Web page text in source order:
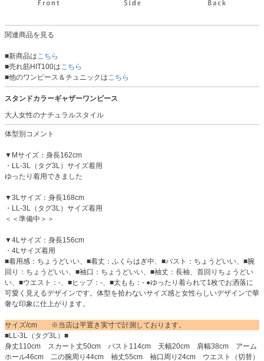
関連商品を見る
■新商品はこちら
■売れ筋HIT100はこちら
■他のワンピース＆チュニックはこちら
スタンドカラーギャザーワンピース
大人女性のナチュラルスタイル
体型別コメント
▼Mサイズ：身長162cm
・LL-3L（タグ3L）サイズ着用
ゆったり着用できました
▼3Lサイズ：身長168cm
・LL-3L（タグ3L）サイズ着用
＜＜準備中＞＞
▼4Lサイズ：身長156cm
・4Lサイズ着用
■着用感：ちょうどいい、■着丈：ふくらはぎ中、■バスト：ちょうどいい、■腕
回り：ちょうどいい、■袖口：ちょうどいい、■袖丈：長袖、首回りちょうどい
い、■ウエスト：-、■ヒップ：-、■太もも：- ●ゆったり着られて1枚でお洒落に
可愛く見えるデザインです。体型を拾わないサイズ感と女性らしいデザインで華
奢な印象に仕上がります。
サイズ/cm ※当店は平置き実寸で計測しております。
■LL-3L（タグ3L）■
身丈110cm スカート丈50cm バスト114cm 天幅20cm 肩幅38cm アーム
ホール46cm 二の腕周り44cm 袖丈55cm 袖口周り24cm ウエスト（切替）